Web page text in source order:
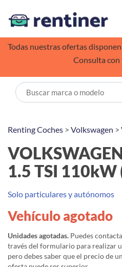
Todas nuestras ofertas
Consulta con
Renting Coches > Volkswagen >
1.5 TSI 110kW
Solo particulares y autónomos
Vehículo agotado
Unidades agotadas. Puedes
través del formulario para realizar
pero debes saber que el precio de